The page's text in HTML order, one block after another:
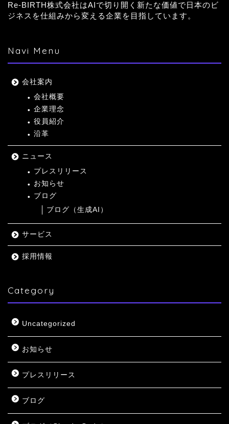
Re-BIRTH株式会社はAIで切り開く新たな価値で日本のビ
ジネスを仕組みから変える企業を目指しています。
Navi Menu
会社案内
会社概要
企業理念
役員紹介
沿革
ニュース
プレスリリース
お知らせ
ブログ
ブログ（生成AI）
サービス
採用情報
Category
Uncategorized
お知らせ
プレスリリース
ブログ